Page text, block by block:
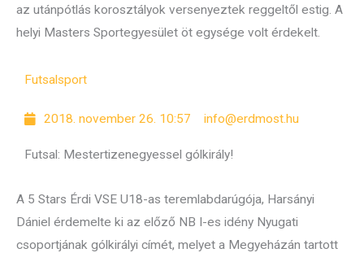
az utánpótlás korosztályok versenyeztek reggeltől estig. A
helyi Masters Sportegyesület öt egysége volt érdekelt.
Futsalsport
2018. november 26. 10:57 info@erdmost.hu
Futsal: Mestertizenegyessel gólkirály!
A 5 Stars Érdi VSE U18-as teremlabdarúgója, Harsányi
Dániel érdemelte ki az előző NB I-es idény Nyugati
csoportjának gólkirályi címét, melyet a Megyeházán tartott